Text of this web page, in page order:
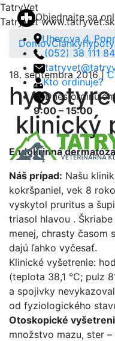
TatryVet
TatryVetObjednajte sa
Uherova 4,
(052) 38 111 84
Kto ordinuje?
Dnes
9:00 – 15:00
DomovČlánky
18. septembra 2016 |
klinický
Endokrinná
Náš prípad: Našu
kokršpaniel, vek 8
vyskytol pruritus a
triasol hlavou .
menej, chrasty časom
dajú ľahko vyčesať.
Klinické vyšetrenie:
(teplota 38,1 °C; pulz
a spojivky
od fyziologického
Otoskopické
množstvo mazu, ster